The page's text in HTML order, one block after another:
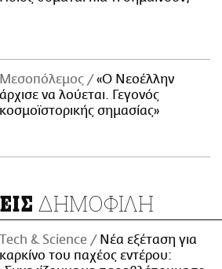
Μεσοπόλεμος
«Ο Νεοέλλην
άρχισε να λούεται. Γεγονός
κοσμοϊστορικής σημασίας»
ΔΗΜΟΦΙΛΗ
Τech & Science
Νέα εξέταση για
καρκίνο του παχέος εντέρου: